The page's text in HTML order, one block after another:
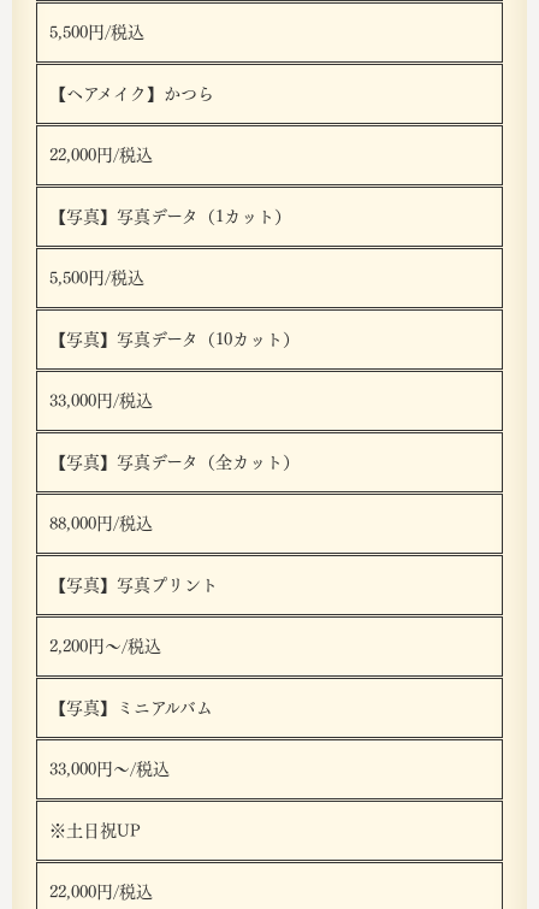
5,500円/税込
【ヘアメイク】かつら
22,000円/税込
【写真】写真データ（1カット）
5,500円/税込
【写真】写真データ（10カット）
33,000円/税込
【写真】写真データ（全カット）
88,000円/税込
【写真】写真プリント
2,200円〜/税込
【写真】ミニアルバム
33,000円〜/税込
※土日祝UP
22,000円/税込